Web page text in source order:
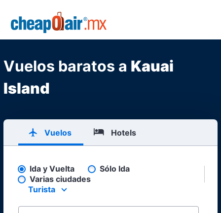
Skip to main content
Vuelos baratos a Kauai
Island
Vuelos Hotels
Pick your flight type
Ida y Vuelta
Sólo Ida
Varias ciudades
Select your preferred seating class.
Turista